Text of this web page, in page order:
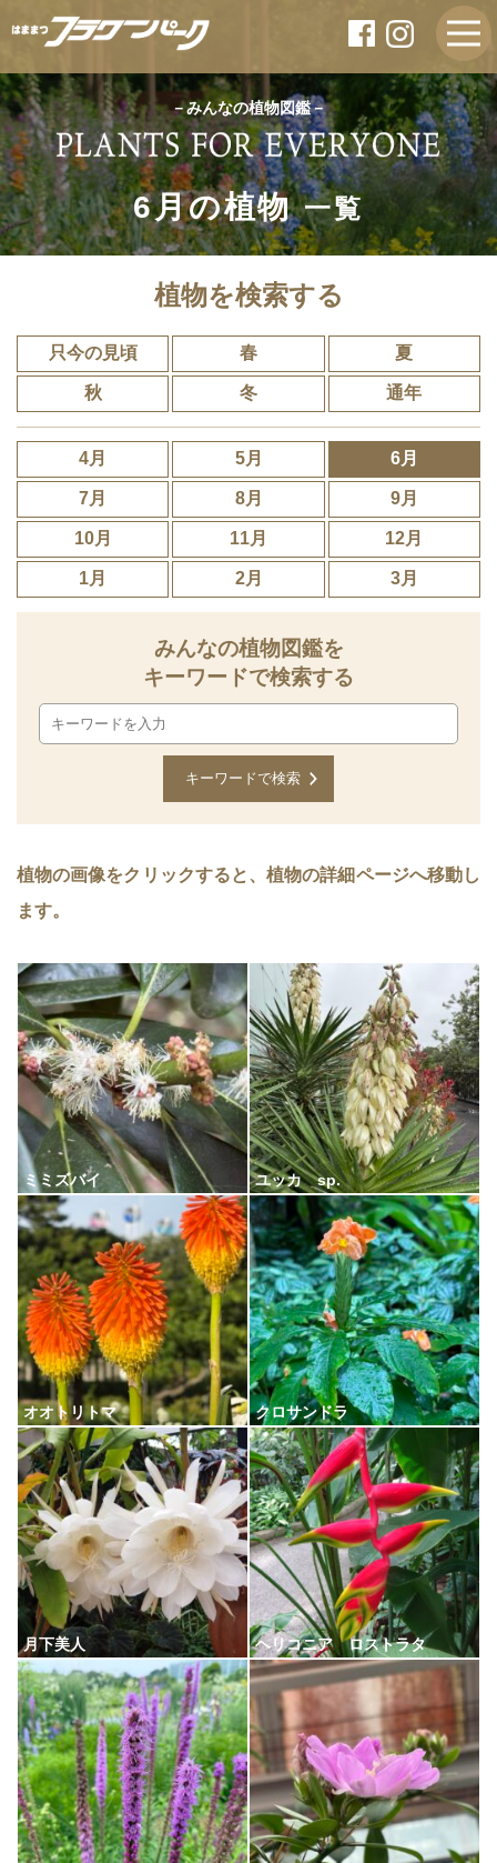
－みんなの植物図鑑－
6月の植物一覧
植物を検索する
只今の見頃 春 夏
秋 冬 通年
4月 5月 6月
7月 8月 9月
10月 11月 12月
1月 2月 3月
みんなの植物図鑑を
キーワードで検索する
植物の画像をクリックすると、植物の詳細ページへ移動し
ます。
ミミズバイ ユッカ sp.
オオトリトマ クロサンドラ
月下美人 ヘリコニア ロストラタ